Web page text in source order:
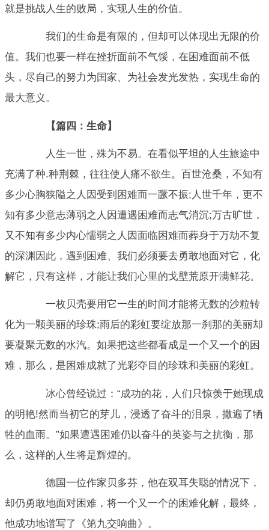
就是挑战人生的败局，实现人生的价值。
我们的生命是有限的，但却可以体现出无限的价
值。我们也要一样在挫折面前不气馁，在困难面前不低
头，尽自己的努力为国家、为社会发光发热，实现生命的
最大意义。
【篇四：生命】
人生一世，殊为不易。在看似平坦的人生旅途中
充满了种.种荆棘，往往使人痛不欲生。百世沧桑，不知有
多少心胸狭隘之人因受到困难而一蹶不振;人世千年，更不
知有多少意志薄弱之人因遭遇困难而志气消沉;万古旷世，
又不知有多少内心懦弱之人因面临困难而葬身于万劫不复
的深渊因此，遇到困难、我们必须要去勇敢地面对它，化
解它，只有这样，才能让我们心里的戈壁荒原开满鲜花。
一枚贝壳要用它一生的时间才能将无数的沙粒转
化为一颗美丽的珍珠;雨后的彩虹要绽放那一刹那的美丽却
要凝聚无数的水汽。如果把这些都看成是一个又一个的困
难，那么，是困难成就了光彩夺目的珍珠和美丽的彩虹。
冰心曾经说过：“成功的花，人们只惊羡于她现成
的明艳!然而当初它的芽儿，浸透了奋斗的泪泉，撒遍了牺
牲的血雨。”如果遭遇困难仍以奋斗的英姿与之抗衡，那
么，这样的人生将是辉煌的。
德国一位作家贝多芬，他在双耳失聪的情况下，
却仍勇敢地面对困难，将一个又一个的困难化解，最终，
他成功地谱写了《第九交响曲》。